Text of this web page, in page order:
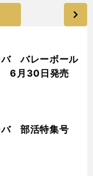
バ バレーボール
6月30日発売
バ 部活特集号